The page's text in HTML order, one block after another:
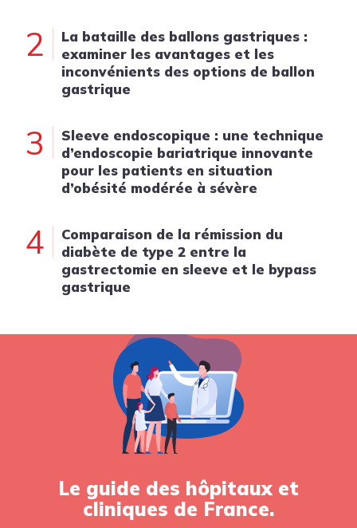
2
La bataille des ballons gastriques :
examiner les avantages et les
inconvénients des options de ballon
gastrique
3
Sleeve endoscopique : une technique
d’endoscopie bariatrique innovante
pour les patients en situation
d’obésité modérée à sévère
4
Comparaison de la rémission du
diabète de type 2 entre la
gastrectomie en sleeve et le bypass
gastrique
Le guide des hôpitaux et
cliniques de France.